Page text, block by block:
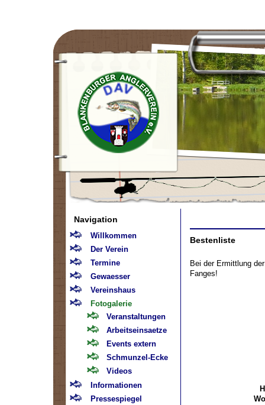
Navigation
Willkommen
Der Verein
Termine
Gewaesser
Vereinshaus
Fotogalerie
Veranstaltungen
Arbeitseinsaetze
Events extern
Schmunzel-Ecke
Videos
Informationen
Pressespiegel
Bestenliste
Bei der Ermittlung
Fanges!